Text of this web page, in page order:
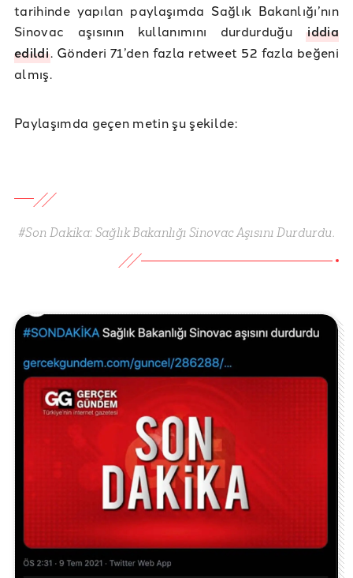
tarihinde yapılan paylaşımda Sağlık Bakanlığı’nın
Sinovac aşısının kullanımını durdurduğuiddia
edildi. Gönderi 71’den fazla retweet 52 fazla beğeni
almış.
Paylaşımda geçen metin şu şekilde:
#Son Dakika: Sağlık Bakanlığı Sinovac Aşısını Durdurdu.